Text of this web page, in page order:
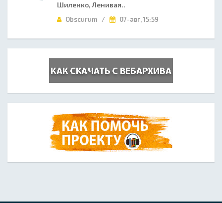
Шиленко, Ленивая..
Obscurum / 07-авг, 15:59